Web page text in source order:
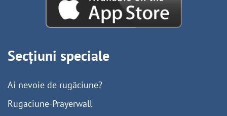
Secțiuni speciale
Ai nevoie de rugăciune?
Rugaciune-Prayerwall